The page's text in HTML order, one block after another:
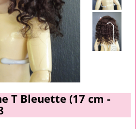
T Bleuette (17 cm -